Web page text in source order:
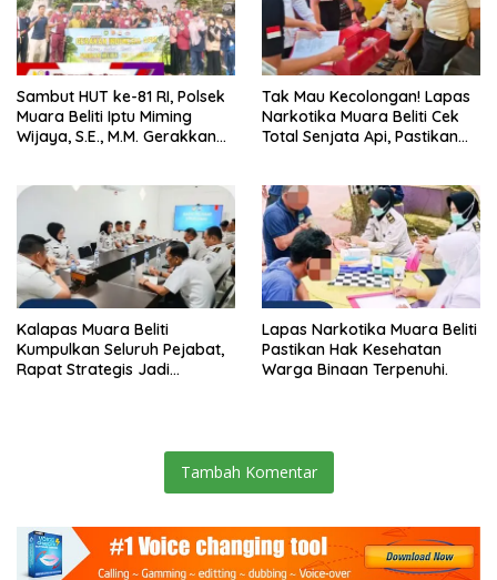
Sambut HUT ke-81 RI, Polsek
Muara Beliti Iptu Miming
Wijaya, S.E., M.M. Gerakkan
Tak Mau Kecolongan! Lapas
Narkotika Muara Beliti Cek
Total Senjata Api, Pastikan
Kalapas Muara Beliti
Kumpulkan Seluruh Pejabat,
Rapat Strategis Jadi
Lapas Narkotika Muara Beliti
Pastikan Hak Kesehatan
Warga Binaan Terpenuhi.
Tambah Komentar